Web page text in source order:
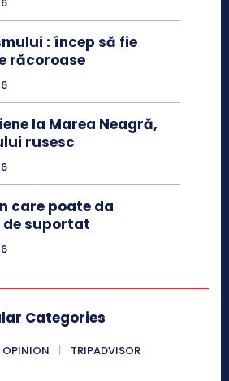
: încep să fie
răcoroase
la Marea Neagră,
rusesc
care poate da
de suportat
Categories
OPINION TRIPADVISOR